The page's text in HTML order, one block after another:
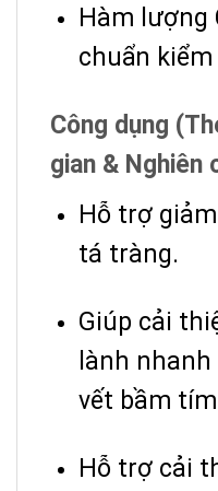
Hàm lượng
chuẩn
Công dụng
gian & Nghiên
Hỗ trợ
tá tràng.
Giúp cải
lành
vết bầm
Hỗ trợ cải